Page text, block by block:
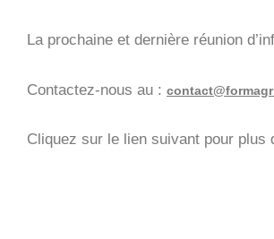
La prochaine et dernière réunion
Contactez-nous au :
Cliquez sur le lien suivant pour plus